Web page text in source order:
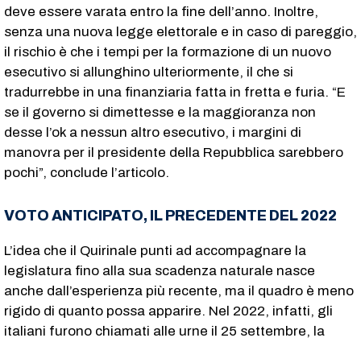
deve essere varata entro la fine dell’anno. Inoltre,
senza una nuova legge elettorale e in caso di pareggio,
il rischio è che i tempi per la formazione di un nuovo
esecutivo si allunghino ulteriormente, il che si
tradurrebbe in una finanziaria fatta in fretta e furia. “E
se il governo si dimettesse e la maggioranza non
desse l’ok a nessun altro esecutivo, i margini di
manovra per il presidente della Repubblica sarebbero
pochi”, conclude l’articolo.
VOTO ANTICIPATO, IL PRECEDENTE DEL 2022
L’idea che il Quirinale punti ad accompagnare la
legislatura fino alla sua scadenza naturale nasce
anche dall’esperienza più recente, ma il quadro è meno
rigido di quanto possa apparire. Nel 2022, infatti, gli
italiani furono chiamati alle urne il 25 settembre, la